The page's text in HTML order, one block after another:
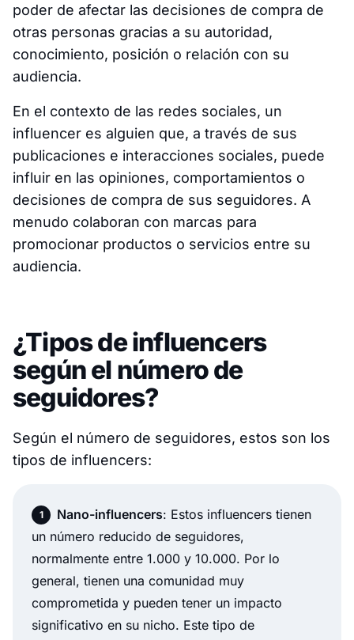
poder de afectar las decisiones de compra de
otras personas gracias a su autoridad,
conocimiento, posición o relación con su
audiencia.
En el contexto de las redes sociales, un
influencer es alguien que, a través de sus
publicaciones e interacciones sociales, puede
influir en las opiniones, comportamientos o
decisiones de compra de sus seguidores. A
menudo colaboran con marcas para
promocionar productos o servicios entre su
audiencia.
¿Tipos de influencers
según el número de
seguidores?
Según el número de seguidores, estos son los
tipos de influencers:
Nano-influencers: Estos influencers tienen
un número reducido de seguidores,
normalmente entre 1.000 y 10.000. Por lo
general, tienen una comunidad muy
comprometida y pueden tener un impacto
significativo en su nicho. Este tipo de